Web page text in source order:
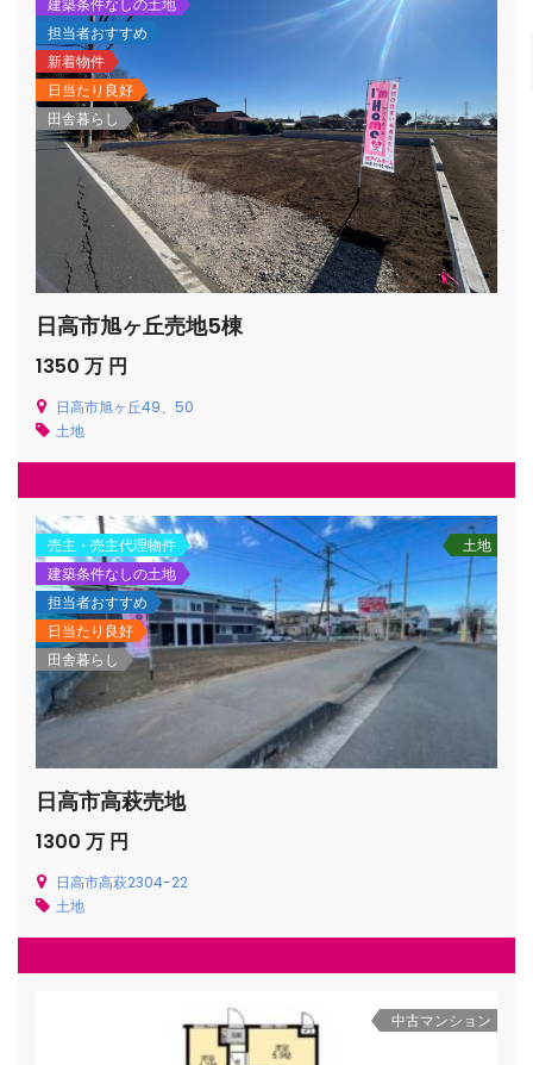
建築条件なしの土地
担当者おすすめ
新着物件
日当たり良好
田舎暮らし
日高市旭ヶ丘売地5棟
1350 万 円
日高市旭ヶ丘49、50
土地
売主・売主代理物件
建築条件なしの土地
担当者おすすめ
日当たり良好
田舎暮らし
土地
日高市高萩売地
1300 万 円
日高市高萩2304-22
土地
中古マンション